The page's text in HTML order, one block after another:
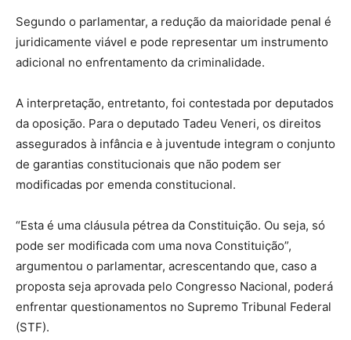
Segundo o parlamentar, a redução da maioridade penal é
juridicamente viável e pode representar um instrumento
adicional no enfrentamento da criminalidade.
A interpretação, entretanto, foi contestada por deputados
da oposição. Para o deputado Tadeu Veneri, os direitos
assegurados à infância e à juventude integram o conjunto
de garantias constitucionais que não podem ser
modificadas por emenda constitucional.
“Esta é uma cláusula pétrea da Constituição. Ou seja, só
pode ser modificada com uma nova Constituição”,
argumentou o parlamentar, acrescentando que, caso a
proposta seja aprovada pelo Congresso Nacional, poderá
enfrentar questionamentos no Supremo Tribunal Federal
(STF).